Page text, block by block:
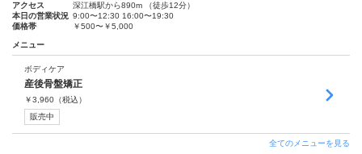
アクセス
深江橋駅から890m （徒歩12分）
本日の営業状況 9:00〜12:30 16:00〜19:30
価格帯
￥500〜￥5,000
メニュー
ボディケア
産後骨盤矯正
￥3,960 （税込）
販売中
全てのメニューを見る